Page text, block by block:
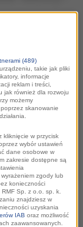
roku w
w(489)
takie jak pliki
informacje
reklam i treści,
jak również dla rozwoju
możemy
skanowanie
kliknięcie w przycisk
wybór ustawień
dane osobowe w
zakresie dostępne są
zgody lub
konieczności
Sp. z o.o. sp. k.
znajdziesz w
uzyskania
IAB oraz możliwość
zaawansowanych.